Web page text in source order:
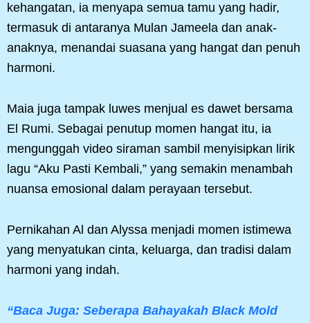
kehangatan, ia menyapa semua tamu yang hadir,
termasuk di antaranya Mulan Jameela dan anak-
anaknya, menandai suasana yang hangat dan penuh
harmoni.
Maia juga tampak luwes menjual es dawet bersama
El Rumi. Sebagai penutup momen hangat itu, ia
mengunggah video siraman sambil menyisipkan lirik
lagu “Aku Pasti Kembali,” yang semakin menambah
nuansa emosional dalam perayaan tersebut.
Pernikahan Al dan Alyssa menjadi momen istimewa
yang menyatukan cinta, keluarga, dan tradisi dalam
harmoni yang indah.
“Baca Juga: Seberapa Bahayakah Black Mold